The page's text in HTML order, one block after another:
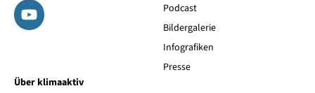
Podcast
Bildergalerie
Infografiken
Presse
Über klimaaktiv